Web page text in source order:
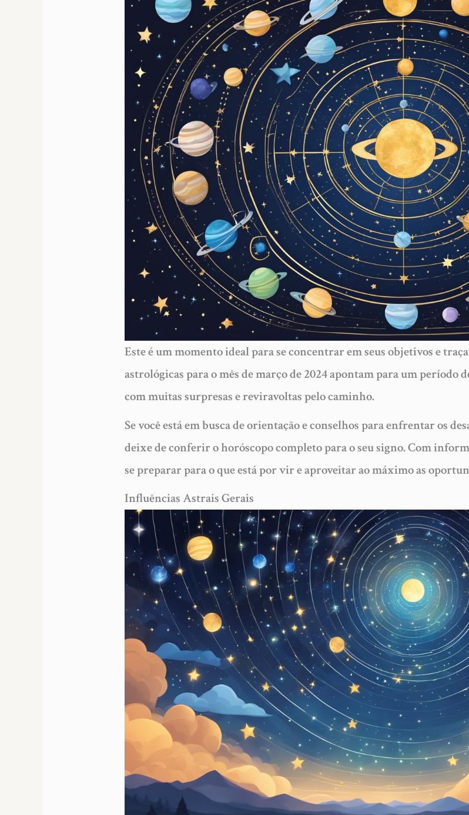
Este é um momento ideal para se concentrar em seus objetivos e
astrológicas para o mês de março de 2024 apontam para um período
com muitas surpresas e reviravoltas pelo caminho.
Se você está em busca de orientação e conselhos para enfrentar os
deixe de conferir o horóscopo completo para o seu signo. Com
se preparar para o que está por vir e aproveitar ao máximo as
Influências Astrais Gerais